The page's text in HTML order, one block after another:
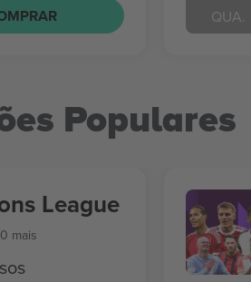
QUA.
Populares
League
mais